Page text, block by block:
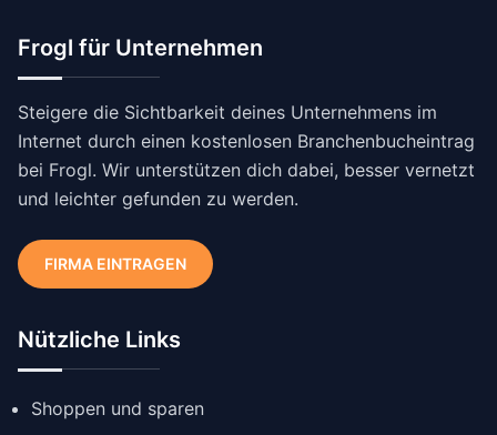
Frogl für Unternehmen
Steigere die Sichtbarkeit deines Unternehmens im
Internet durch einen kostenlosen Branchenbucheintrag
bei Frogl. Wir unterstützen dich dabei, besser vernetzt
und leichter gefunden zu werden.
FIRMA EINTRAGEN
Nützliche Links
Shoppen und sparen